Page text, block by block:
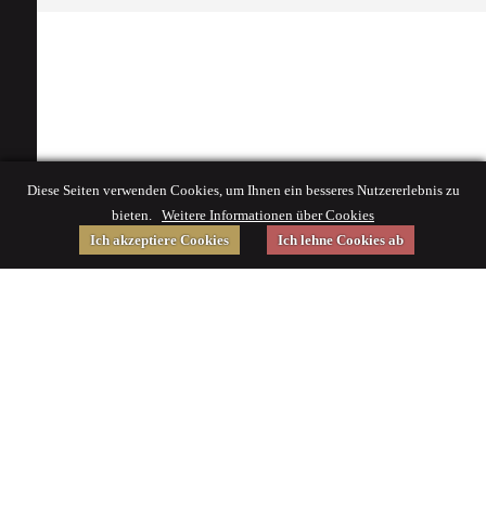
Diese Seiten verwenden Cookies, um Ihnen ein besseres Nutzererlebnis zu
bieten. Weitere Informationen über Cookies
Ich akzeptiere Cookies
Ich lehne Cookies ab